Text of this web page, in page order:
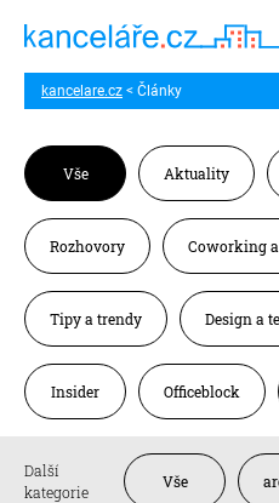
kancelare.cz Články
Vše Aktuality
Rozhovory Coworking
Tipy a trendy Design a
Insider Officeblock
Další
kategorie
Vše